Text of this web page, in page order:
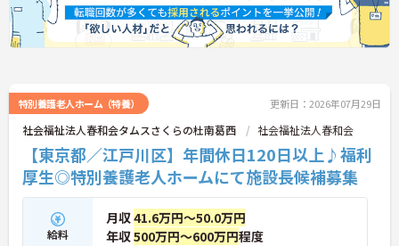
★おすすめPOINT★
【「看取り・難病ケアのプロ」として成長できる環
得することができます
・入社時は先輩スタッフの同行訪問からスタートす
るため、訪問介護未経験の方も安心して業務に慣れ
ることができます
・訪問診療医と24時間連携し、チームで看取りに取
り組む体制が整っているため、「看取りのプロ」と
して他施設では得られない経験を積むことができま
す
【頑張りがしっかり給与・評価に反映される職場で
特別養護老人ホーム（特養） 更新日：2026年07月29日
社会福祉法人春和会タムスさくらの杜南葛西 社会福祉法人春和会
【東京都／江戸川区】年間休日120日以上♪福利
厚生◎特別養護老人ホームにて施設長候補募集
給料
月収41.6万円～50.0万円
年収500万円～600万円程度